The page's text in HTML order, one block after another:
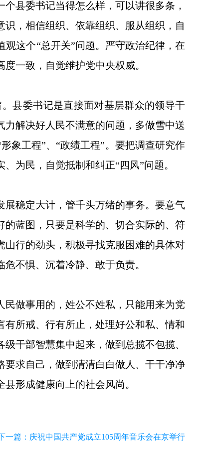
县委书记当得怎么样，可以讲很多条，
，相信组织、依靠组织、服从组织，自
这个“总开关”问题。严守政治纪律，在
一致，自觉维护党中央权威。
县委书记是直接面对基层群众的领导干
解决好人民不满意的问题，多做雪中送
象工程”、“政绩工程”。要把调查研究作
为民，自觉抵制和纠正“四风”问题。
稳定大计，管千头万绪的事务。要意气
蓝图，只要是科学的、切合实际的、符
行的劲头，积极寻找克服困难的具体对
不惧、沉着冷静、敢于负责。
做事用的，姓公不姓私，只能用来为党
所戒、行有所止，处理好公和私、情和
干部智慧集中起来，做到总揽不包揽、
求自己，做到清清白白做人、干干净净
形成健康向上的社会风尚。
一篇： 庆祝中国共产党成立105周年音乐会在京举行